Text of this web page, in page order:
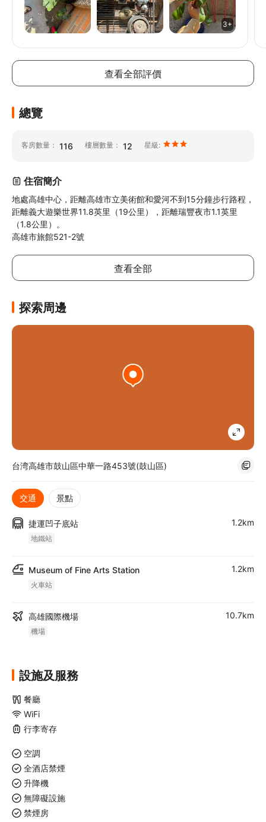
3+
查看全部評價
總覽
客房數量： 116 樓層數量： 12 星級:
住宿簡介
地處高雄中心，距離高雄市立美術館和愛河不到15分鐘步行路程，
距離義大遊樂世界11.8英里（19公里），距離瑞豐夜市1.1英里
（1.8公里）。
高雄市旅館521-2號
查看全部
探索周邊
台湾高雄市鼓山區中華一路453號(鼓山區)
交通 景點
捷運凹子底站
地鐵站
1.2km
Museum of Fine Arts Station
火車站
1.2km
高雄國際機場
機場
10.7km
設施及服務
餐廳
WiFi
行李寄存
空調
全酒店禁煙
升降機
無障礙設施
禁煙房